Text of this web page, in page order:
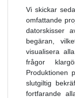
Vi skickar
omfattande
datorskisser
begäran,
visualisera
frågor
Produktionen
slutgiltig
fortfarande